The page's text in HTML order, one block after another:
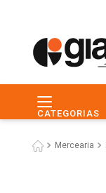
CATEGORIAS
Mercearia